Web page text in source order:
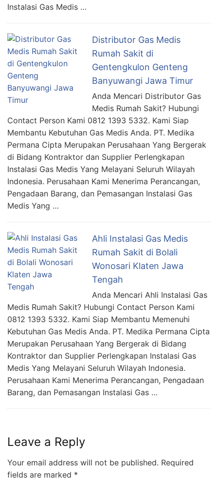
Instalasi Gas Medis …
Distributor Gas Medis
Rumah Sakit di
Gentengkulon Genteng
Banyuwangi Jawa Timur
Anda Mencari Distributor Gas
Medis Rumah Sakit? Hubungi
Contact Person Kami 0812 1393 5332. Kami Siap
Membantu Kebutuhan Gas Medis Anda. PT. Medika
Permana Cipta Merupakan Perusahaan Yang Bergerak
di Bidang Kontraktor dan Supplier Perlengkapan
Instalasi Gas Medis Yang Melayani Seluruh Wilayah
Indonesia. Perusahaan Kami Menerima Perancangan,
Pengadaan Barang, dan Pemasangan Instalasi Gas
Medis Yang …
Ahli Instalasi Gas Medis
Rumah Sakit di Bolali
Wonosari Klaten Jawa
Tengah
Anda Mencari Ahli Instalasi Gas
Medis Rumah Sakit? Hubungi Contact Person Kami
0812 1393 5332. Kami Siap Membantu Memenuhi
Kebutuhan Gas Medis Anda. PT. Medika Permana Cipta
Merupakan Perusahaan Yang Bergerak di Bidang
Kontraktor dan Supplier Perlengkapan Instalasi Gas
Medis Yang Melayani Seluruh Wilayah Indonesia.
Perusahaan Kami Menerima Perancangan, Pengadaan
Barang, dan Pemasangan Instalasi Gas …
Leave a Reply
Your email address will not be published. Required
fields are marked *